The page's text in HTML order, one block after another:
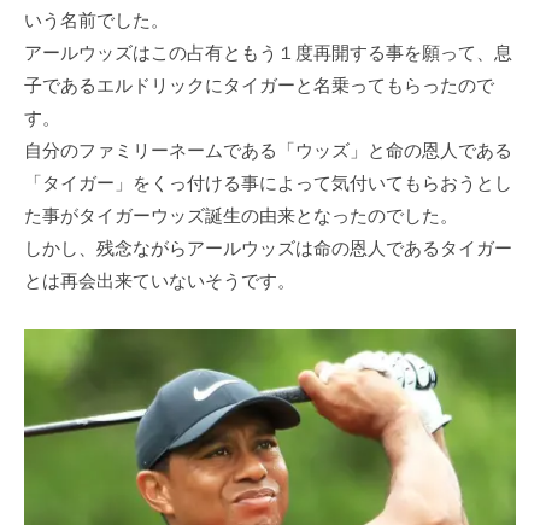
いう名前でした。
アールウッズはこの占有ともう１度再開する事を願って、息
⼦であるエルドリックにタイガーと名乗ってもらったので
す。
⾃分のファミリーネームである「ウッズ」と命の恩⼈である
「タイガー」をくっ付ける事によって気付いてもらおうとし
た事がタイガーウッズ誕⽣の由来となったのでした。
しかし、残念ながらアールウッズは命の恩⼈であるタイガー
とは再会出来ていないそうです。